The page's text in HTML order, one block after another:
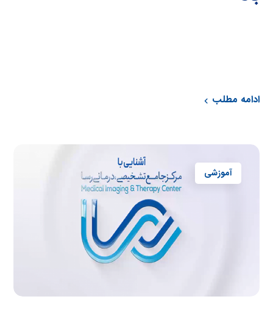
ادامه مطلب
آموزشی